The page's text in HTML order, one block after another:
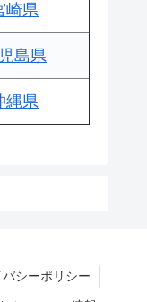
崎県
島県
縄県
バシーポリシー